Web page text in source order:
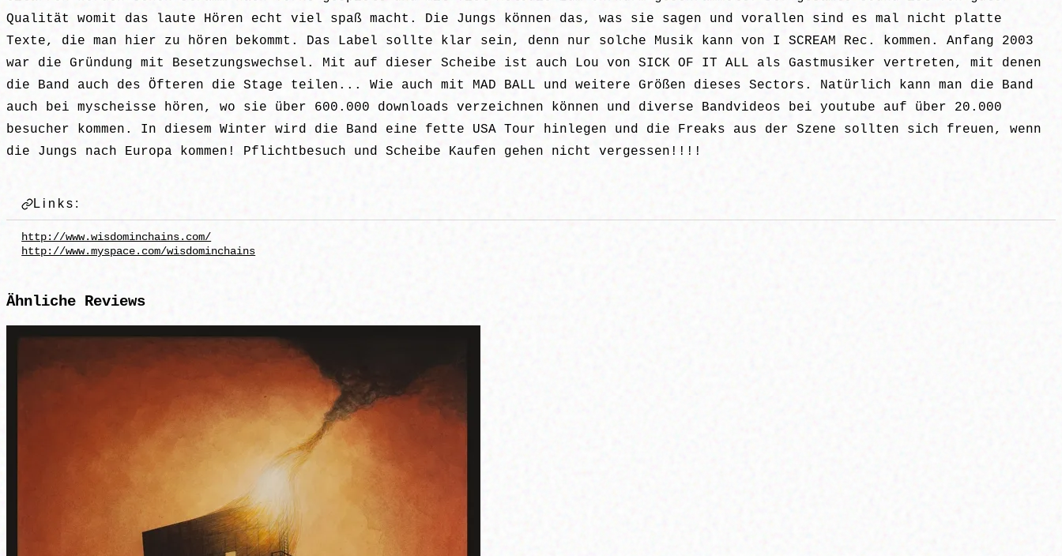
Qualität womit das laute Hören echt viel spaß macht. Die Jungs können das, was sie sagen und vorallen sind es mal nicht platte
Texte, die man hier zu hören bekommt. Das Label sollte klar sein, denn nur solche Musik kann von I SCREAM Rec. kommen. Anfang 2003
war die Gründung mit Besetzungswechsel. Mit auf dieser Scheibe ist auch Lou von SICK OF IT ALL als Gastmusiker vertreten, mit denen
die Band auch des Öfteren die Stage teilen... Wie auch mit MAD BALL und weitere Größen dieses Sectors. Natürlich kann man die Band
auch bei myscheisse hören, wo sie über 600.000 downloads verzeichnen können und diverse Bandvideos bei youtube auf über 20.000
besucher kommen. In diesem Winter wird die Band eine fette USA Tour hinlegen und die Freaks aus der Szene sollten sich freuen, wenn
die Jungs nach Europa kommen! Pflichtbesuch und Scheibe Kaufen gehen nicht vergessen!!!!
Links:
http://www.wisdominchains.com/
http://www.myspace.com/wisdominchains
Ähnliche Reviews